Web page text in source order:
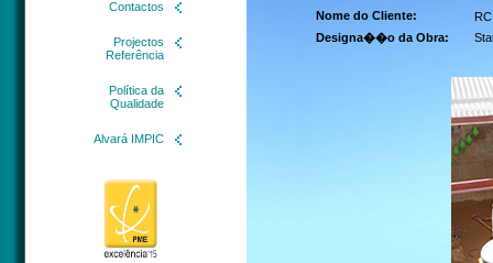
Contactos
Projectos
Referência
Política da
Qualidade
Alvará IMPIC
Nome do Cliente:
Designa��o da Obra: